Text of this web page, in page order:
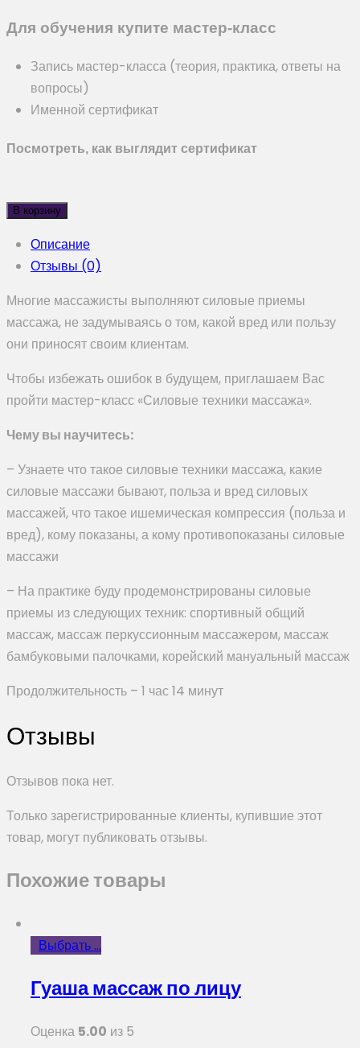
Для обучения купите мастер-класс
Запись мастер-класса (теория, практика, ответы на
вопросы)
Именной сертификат
Посмотреть, как выглядит сертификат
В корзину
Описание
Отзывы (0)
Многие массажисты выполняют силовые приемы
массажа, не задумываясь о том, какой вред или пользу
они приносят своим клиентам.
Чтобы избежать ошибок в будущем, приглашаем Вас
пройти мастер-класс «Силовые техники массажа».
Чему вы научитесь:
– Узнаете что такое силовые техники массажа, какие
силовые массажи бывают, польза и вред силовых
массажей, что такое ишемическая компрессия (польза и
вред), кому показаны, а кому противопоказаны силовые
массажи
– На практике буду продемонстрированы силовые
приемы из следующих техник: спортивный общий
массаж, массаж перкуссионным массажером, массаж
бамбуковыми палочками, корейский мануальный массаж
Продолжительность – 1 час 14 минут
Отзывы
Отзывов пока нет.
Только зарегистрированные клиенты, купившие этот
товар, могут публиковать отзывы.
Похожие товары
Выбрать ...
Гуаша массаж по лицу
Оценка 5.00 из 5